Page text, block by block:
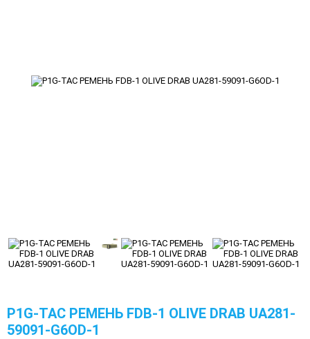
P1G-TAC РЕМЕНЬ FDB-1 OLIVE DRAB UA281-
59091-G6OD-1